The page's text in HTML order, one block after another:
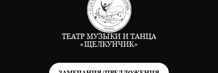
ТЕАТР МУЗЫКИ И ТАНЦА
«ЩЕЛКУНЧИК»